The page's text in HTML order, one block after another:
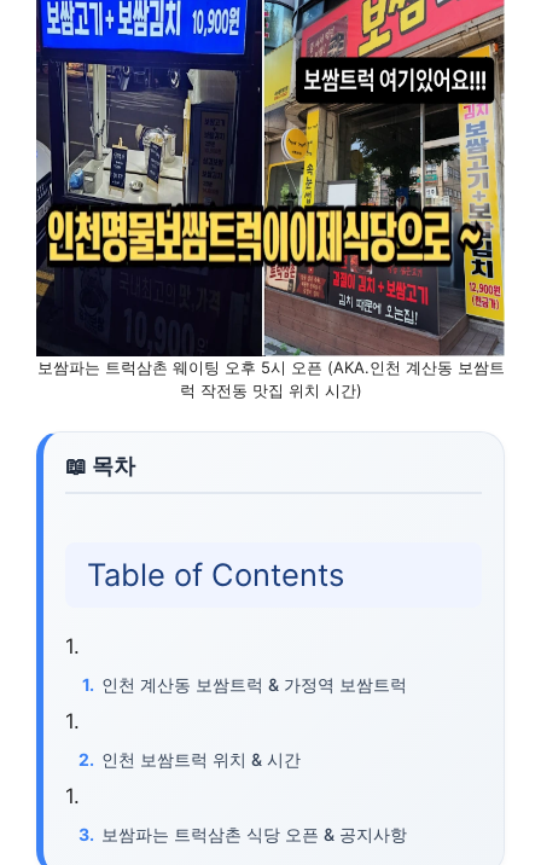
보쌈파는 트럭삼촌 웨이팅 오후 5시 오픈 (AKA.인천 계산동 보쌈트
럭 작전동 맛집 위치 시간)
Table of Contents
인천 계산동 보쌈트럭 & 가정역 보쌈트럭
인천 보쌈트럭 위치 & 시간
보쌈파는 트럭삼촌 식당 오픈 & 공지사항